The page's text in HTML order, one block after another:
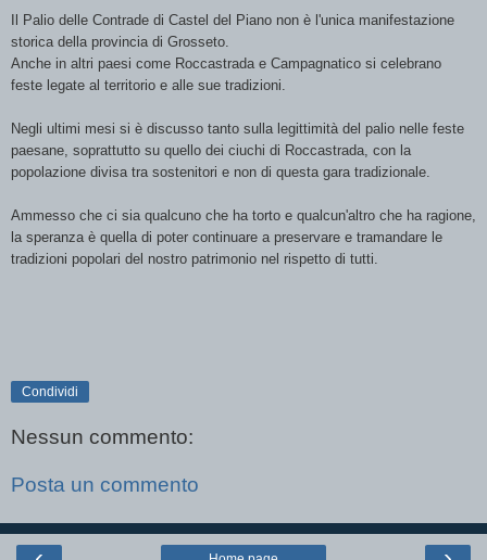
Il Palio delle Contrade di Castel del Piano non è l'unica manifestazione
storica della provincia di Grosseto.
Anche in altri paesi come Roccastrada e Campagnatico si celebrano
feste legate al territorio e alle sue tradizioni.
Negli ultimi mesi si è discusso tanto sulla legittimità del palio nelle feste
paesane, soprattutto su quello dei ciuchi di Roccastrada, con la
popolazione divisa tra sostenitori e non di questa gara tradizionale.
Ammesso che ci sia qualcuno che ha torto e qualcun'altro che ha ragione,
la speranza è quella di poter continuare a preservare e tramandare le
tradizioni popolari del nostro patrimonio nel rispetto di tutti.
Condividi
Nessun commento:
Posta un commento